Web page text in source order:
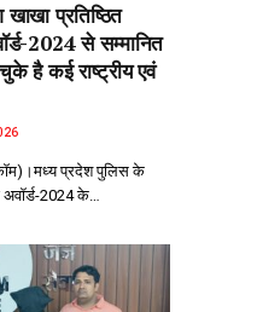
प्रतिष्ठित
2024 से सम्मानित
है कई राष्ट्रीय एवं
प्रदेश पुलिस के
अवॉर्ड-2024 के…